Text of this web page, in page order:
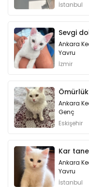
İstanbul
Sevgi
Ankara
Yavru
İzmir
Ankara
Genç
Eskişehir
Kar
Ankara
Yavru
İstanbul